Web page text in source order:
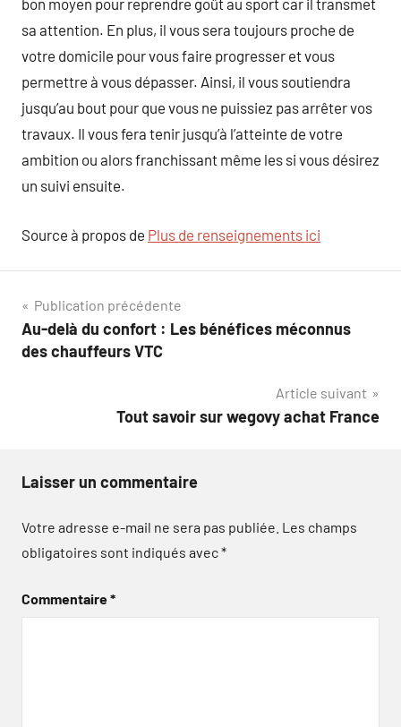
bon moyen pour reprendre goût au sport car il transmet
sa attention. En plus, il vous sera toujours proche de
votre domicile pour vous faire progresser et vous
permettre à vous dépasser. Ainsi, il vous soutiendra
jusqu’au bout pour que vous ne puissiez pas arrêter vos
travaux. Il vous fera tenir jusqu’à l’atteinte de votre
ambition ou alors franchissant même les si vous désirez
un suivi ensuite.
Source à propos de Plus de renseignements ici
Navigation
de
Publication précédente
Au-delà du confort : Les bénéfices méconnus
des chauffeurs VTC
Article suivant
Tout savoir sur wegovy achat France
Laisser un commentaire
Votre adresse e-mail ne sera pas publiée. Les champs
obligatoires sont indiqués avec*
Commentaire*